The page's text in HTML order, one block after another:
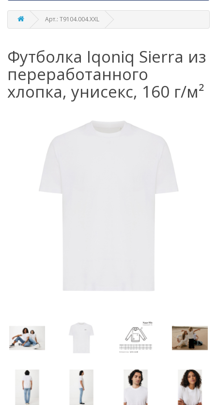
Арт.: T9104.004.XXL
Футболка Iqoniq Sierra из
переработанного
хлопка, унисекс, 160 г/м²